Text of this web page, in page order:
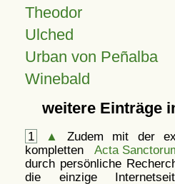
Theodor
Ulched
Urban von Peñalba
Winebald
weitere Einträge
1 ▲
Zudem mit der
kompletten Acta
durch persönliche
die einzige